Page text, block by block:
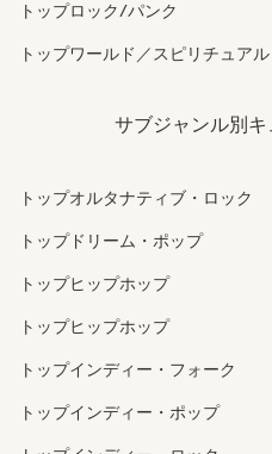
トップロック/パンク
トップワールド／スピリチュアル
サブジャンル別
トップオルタナティブ・ロック
トップドリーム・ポップ
トップヒップホップ
トップヒップホップ
トップインディー・フォーク
トップインディー・ポップ